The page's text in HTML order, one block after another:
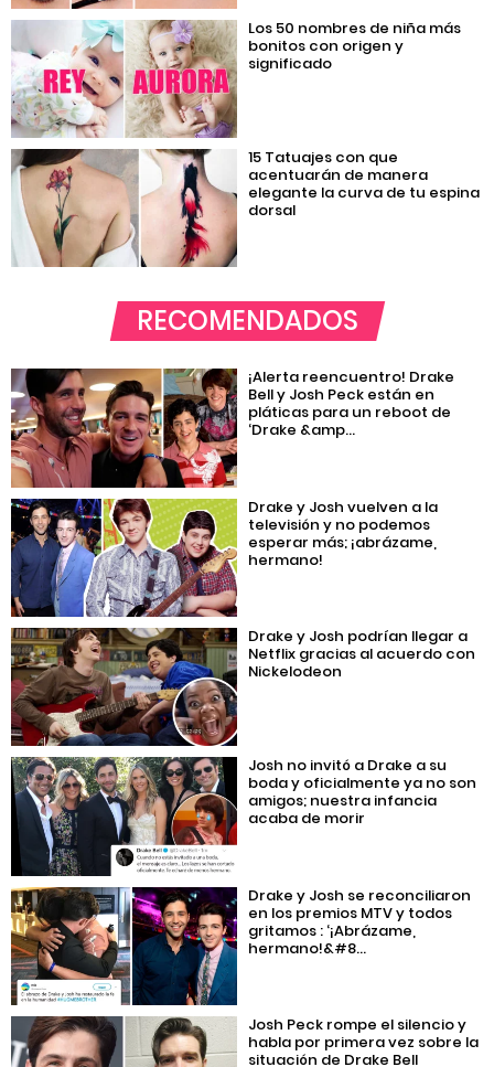
Los 50 nombres de niña más
bonitos con origen y
significado
15 Tatuajes con que
acentuarán de manera
elegante la curva de tu espina
dorsal
RECOMENDADOS
¡Alerta reencuentro! Drake
Bell y Josh Peck están en
pláticas para un reboot de
‘Drake &amp...
Drake y Josh vuelven a la
televisión y no podemos
esperar más; ¡abrázame,
hermano!
Drake y Josh podrían llegar a
Netflix gracias al acuerdo con
Nickelodeon
Josh no invitó a Drake a su
boda y oficialmente ya no son
amigos; nuestra infancia
acaba de morir
Drake y Josh se reconciliaron
en los premios MTV y todos
gritamos : ‘¡Abrázame,
hermano!&#8...
Josh Peck rompe el silencio y
habla por primera vez sobre la
situación de Drake Bell